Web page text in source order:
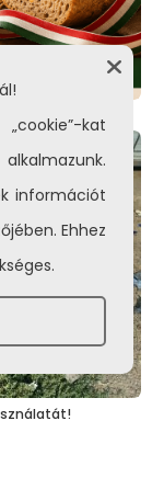
kat
információt
Ehhez